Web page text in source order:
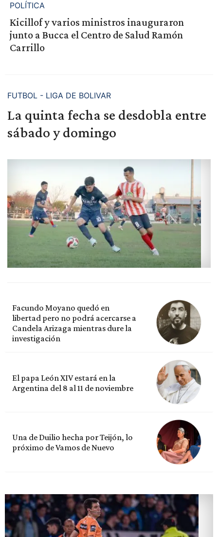
POLÍTICA
Kicillof y varios ministros inauguraron
junto a Bucca el Centro de Salud Ramón
Carrillo
FUTBOL - LIGA DE BOLIVAR
La quinta fecha se desdobla entre
sábado y domingo
Facundo Moyano quedó en
libertad pero no podrá acercarse a
Candela Arizaga mientras dure la
investigación
El papa León XIV estará en la
Argentina del 8 al 11 de noviembre
Una de Duilio hecha por Teijón, lo
próximo de Vamos de Nuevo